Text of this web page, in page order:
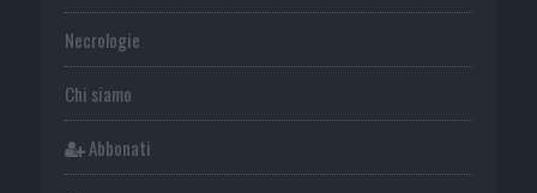
Necrologie
Chi siamo
Abbonati